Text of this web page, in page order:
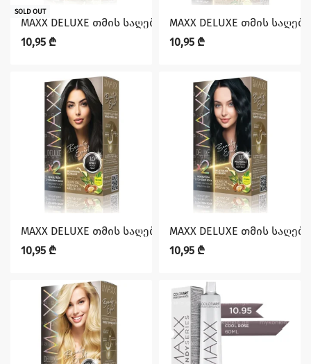
SOLD OUT
MAXX DELUXE თმის საღებავი 0.1 (1610 00110)
10,95 ₾
MAXX DELUXE თმის
10,95 ₾
MAXX DELUXE თმის საღებავი 1.0
10,95 ₾
MAXX DELUXE თმის
10,95 ₾